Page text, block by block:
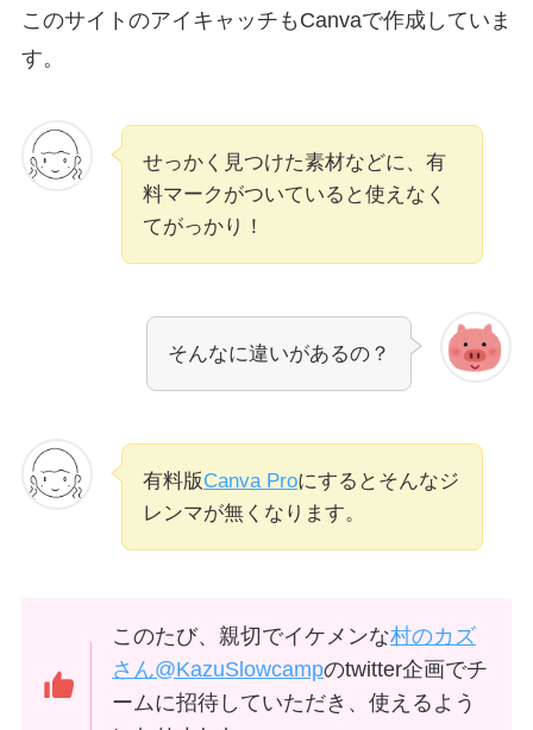
このサイトのアイキャッチもCanvaで作成していま
す。
せっかく見つけた素材などに、有
料マークがついていると使えなく
てがっかり！
そんなに違いがあるの？
有料版Canva Proにするとそんなジ
レンマが無くなります。
このたび、親切でイケメンな村のカズ
さん@KazuSlowcampのtwitter企画でチ
ームに招待していただき、使えるよう